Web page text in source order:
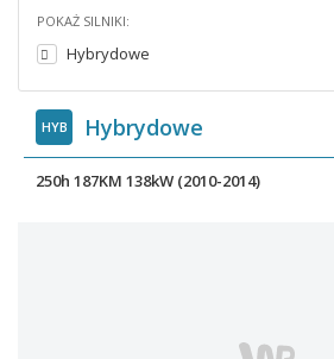
POKAŻ SILNIKI:
Hybrydowe
HYB Hybrydowe
250h 187KM 138kW (2010-2014)